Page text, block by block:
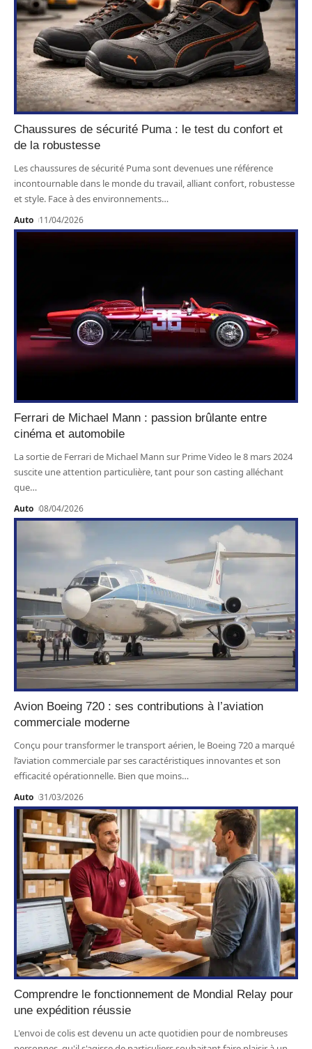
Chaussures de sécurité Puma : le test du confort et
de la robustesse
Les chaussures de sécurité Puma sont devenues une référence
incontournable dans le monde du travail, alliant confort, robustesse
et style. Face à des environnements…
Auto 11/04/2026
Ferrari de Michael Mann : passion brûlante entre
cinéma et automobile
La sortie de Ferrari de Michael Mann sur Prime Video le 8 mars 2024
suscite une attention particulière, tant pour son casting alléchant
que…
Auto 08/04/2026
Avion Boeing 720 : ses contributions à l’aviation
commerciale moderne
Conçu pour transformer le transport aérien, le Boeing 720 a marqué
l’aviation commerciale par ses caractéristiques innovantes et son
efficacité opérationnelle. Bien que moins…
Auto 31/03/2026
Comprendre le fonctionnement de Mondial Relay pour
une expédition réussie
L'envoi de colis est devenu un acte quotidien pour de nombreuses